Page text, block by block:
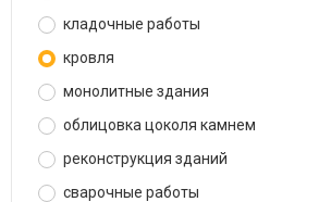
кладочные работы
кровля
монолитные здания
облицовка цоколя камнем
реконструкция зданий
сварочные работы